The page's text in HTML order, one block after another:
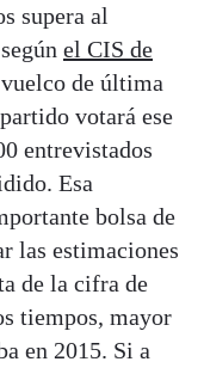
supera al
el CIS de
de última
votará ese
entrevistados
Esa
bolsa de
las estimaciones
de la cifra de
tiempos, mayor
en 2015. Si a